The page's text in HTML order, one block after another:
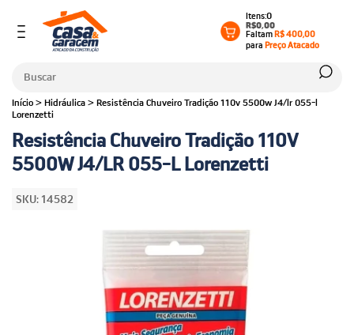
0
R$0,00
FaltamR$ 400,00
paraPreço Atacado
Início > Hidráulica > Resistência Chuveiro Tradição 110v 5500w J4/lr 055-l
Lorenzetti
Resistência Chuveiro Tradição 110V
5500W J4/LR 055-L Lorenzetti
SKU: 14582